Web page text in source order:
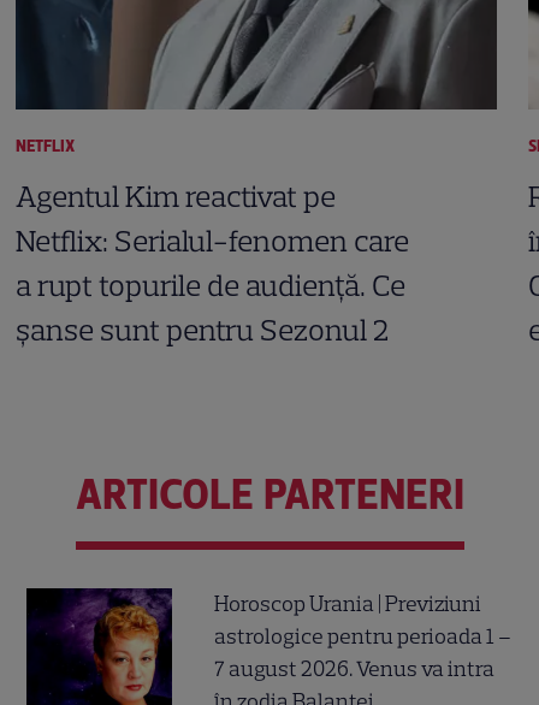
NETFLIX
Agentul Kim reactivat pe
Netflix: Serialul-fenomen care
a rupt topurile de audiență. Ce
șanse sunt pentru Sezonul 2
ARTICOLE PARTENERI
Horoscop Urania | Previziuni
astrologice pentru perioada 1 –
7 august 2026. Venus va intra